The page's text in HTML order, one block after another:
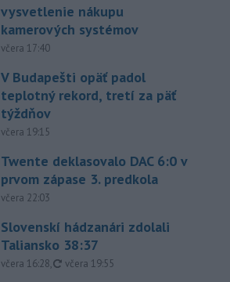
vysvetlenie nákupu
kamerových systémov
včera 17:40
V Budapešti opäť padol
teplotný rekord, tretí za päť
týždňov
včera 19:15
Twente deklasovalo DAC 6:0 v
prvom zápase 3. predkola
včera 22:03
Slovenskí hádzanári zdolali
Taliansko 38:37
včera 16:28, aktualizované
včera 19:55